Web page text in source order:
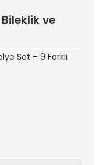
ve
Set – 9 Farklı